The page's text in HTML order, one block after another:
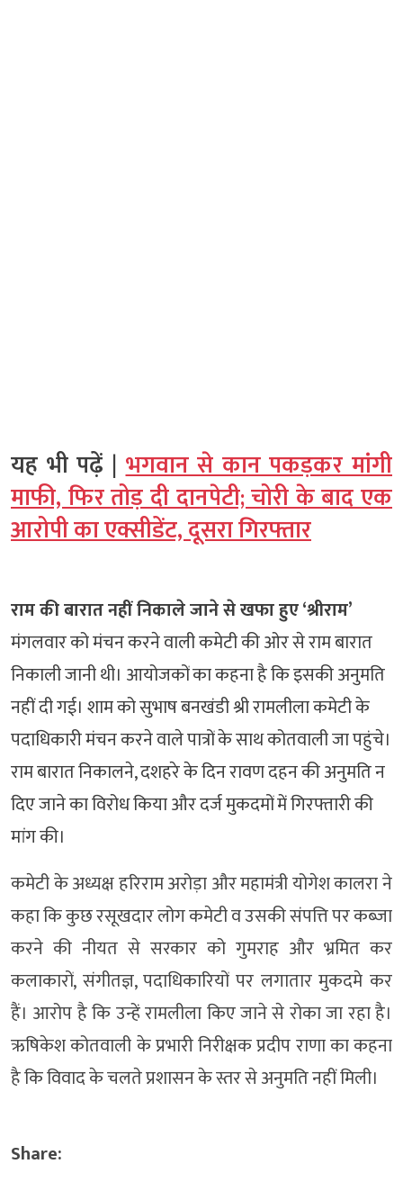
यह भी पढ़ें |भगवान से कान पकड़कर मांगी
माफी, फिर तोड़ दी दानपेटी; चोरी के बाद एक
आरोपी का एक्सीडेंट, दूसरा गिरफ्तार
राम की बारात नहीं निकाले जाने से खफा हुए ‘श्रीराम’
मंगलवार को मंचन करने वाली कमेटी की ओर से राम बारात
निकाली जानी थी। आयोजकों का कहना है कि इसकी अनुमति
नहीं दी गई। शाम को सुभाष बनखंडी श्री रामलीला कमेटी के
पदाधिकारी मंचन करने वाले पात्रों के साथ कोतवाली जा पहुंचे।
राम बारात निकालने, दशहरे के दिन रावण दहन की अनुमति न
दिए जाने का विरोध किया और दर्ज मुकदमों में गिरफ्तारी की
मांग की।
कमेटी के अध्यक्ष हरिराम अरोड़ा और महामंत्री योगेश कालरा ने
कहा कि कुछ रसूखदार लोग कमेटी व उसकी संपत्ति पर कब्जा
करने की नीयत से सरकार को गुमराह और भ्रमित कर
कलाकारों, संगीतज्ञ, पदाधिकारियों पर लगातार मुकदमे कर
हैं। आरोप है कि उन्हें रामलीला किए जाने से रोका जा रहा है।
ऋषिकेश कोतवाली के प्रभारी निरीक्षक प्रदीप राणा का कहना
है कि विवाद के चलते प्रशासन के स्तर से अनुमति नहीं मिली।
Share: